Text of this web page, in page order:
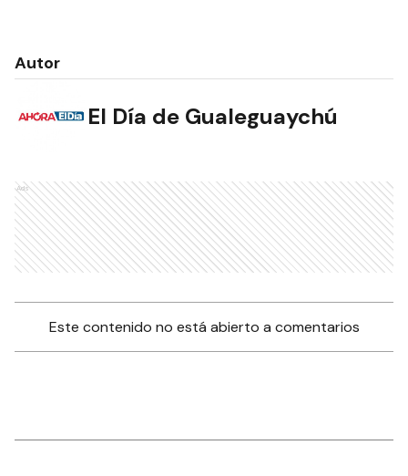
Autor
El Día de Gualeguaychú
Ads
Este contenido no está abierto a comentarios